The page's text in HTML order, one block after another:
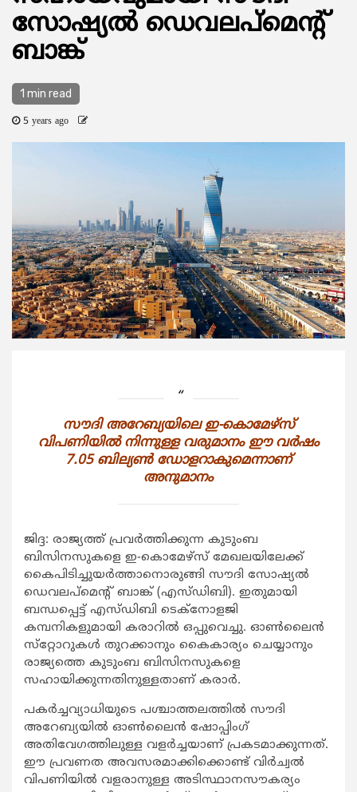
സോഷ്യല്‍ ഡെവലപ്‌മെന്റ്
ബാങ്ക്
1 min read
5 years ago
സൗദി അറേബ്യയിലെ ഇ-കൊമേഴ്‌സ്
വിപണിയില്‍ നിന്നുള്ള വരുമാനം ഈ വര്‍ഷം
7.05 ബില്യണ്‍ ഡോളറാകുമെന്നാണ്
അനുമാനം
ജിദ്ദ: രാജ്യത്ത് പ്രവര്‍ത്തിക്കുന്ന കുടുംബ
ബിസിനസുകളെ ഇ-കൊമേഴ്‌സ് മേഖലയിലേക്ക്
കൈപിടിച്ചുയര്‍ത്താനൊരുങ്ങി സൗദി സോഷ്യല്‍
ഡെവലപ്‌മെന്റ് ബാങ്ക് (എസ്ഡിബി). ഇതുമായി
ബന്ധപ്പെട്ട് എസ്ഡിബി ടെക്‌നോളജി
കമ്പനികളുമായി കരാറില്‍ ഒപ്പുവെച്ചു. ഓണ്‍ലൈന്‍
സ്‌റ്റോറുകള്‍ തുറക്കാനും കൈകാര്യം ചെയ്യാനും
രാജ്യത്തെ കുടുംബ ബിസിനസുകളെ
സഹായിക്കുന്നതിനുള്ളതാണ് കരാര്‍.
പകര്‍ച്ചവ്യാധിയുടെ പശ്ചാത്തലത്തില്‍ സൗദി
അറേബ്യയില്‍ ഓണ്‍ലൈന്‍ ഷോപ്പിംഗ്
അതിവേഗത്തിലുള്ള വളര്‍ച്ചയാണ് പ്രകടമാക്കുന്നത്.
ഈ പ്രവണത അവസരമാക്കിക്കൊണ്ട് വിര്‍ച്വല്‍
വിപണിയില്‍ വളരാനുള്ള അടിസ്ഥാനസൗകര്യം